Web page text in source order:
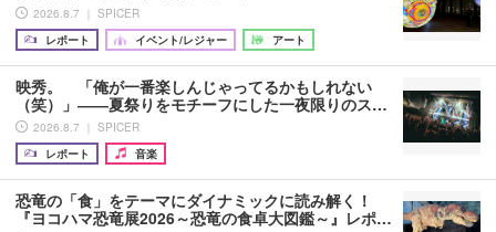
2026.8.7 ｜ SPICER
レポート
イベント/レジャー アート
映秀。 「俺が一番楽しんじゃってるかもしれない
（笑）」――夏祭りをモチーフにした一夜限りのス…
2026.8.7 ｜ SPICER
レポート
音楽
恐竜の「食」をテーマにダイナミックに読み解く！
『ヨコハマ恐竜展2026～恐竜の食卓大図鑑～』レポ…